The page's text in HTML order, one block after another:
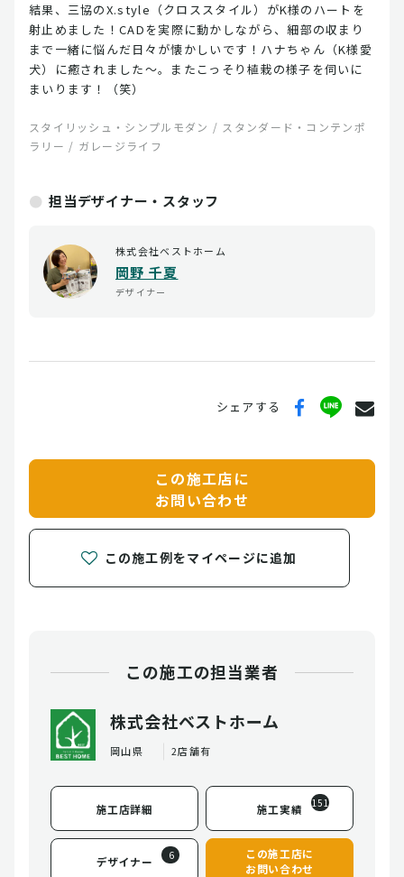
結果、三協のX.style（クロススタイル）がK様のハートを
射止めました！CADを実際に動かしながら、細部の収まり
まで一緒に悩んだ日々が懐かしいです！ハナちゃん（K様愛
犬）に癒されました～。またこっそり植栽の様子を伺いに
まいります！（笑）
スタイリッシュ・シンプルモダン / スタンダード・コンテンポ
ラリー / ガレージライフ
担当デザイナー・スタッフ
株式会社ベストホーム
岡野 千夏
デザイナー
シェアする
この施工店に
お問い合わせ
この施工例をマイページに追加
この施工の担当業者
株式会社ベストホーム
岡山県 2店舗有
施工店詳細 施工実績 151
デザイナー 6
この施工店に
お問い合わせ